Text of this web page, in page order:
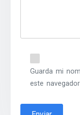
Guarda mi
este